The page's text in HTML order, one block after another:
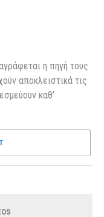
η πηγή τους
αποκλειστικά τις
καθ’